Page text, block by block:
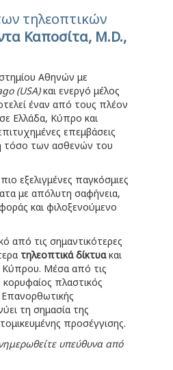
τηλεοπτικών
Καποσίτα, M.D.,
Αθηνών με
(USA)και ενεργό μέλος
έναν από τους πλέον
Ελλάδα, Κύπρο και
επεμβάσεις
τόσο των ασθενών του
εξελιγμένες παγκόσμιες
με απόλυτη σαφήνεια,
και φιλοξενούμενο
από τις σημαντικότερες
τηλεοπτικά δίκτυακαι
Κύπρου. Μέσα από τις
πλαστικός
Επανορθωτικής
τη σημασία της
προσέγγισης.
υπεύθυνα από